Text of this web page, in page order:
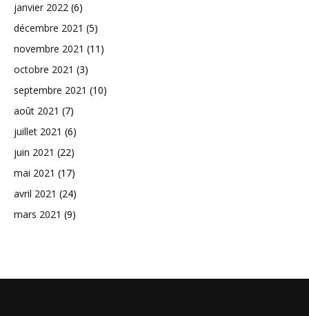
janvier 2022 (6)
décembre 2021 (5)
novembre 2021 (11)
octobre 2021 (3)
septembre 2021 (10)
août 2021 (7)
juillet 2021 (6)
juin 2021 (22)
mai 2021 (17)
avril 2021 (24)
mars 2021 (9)